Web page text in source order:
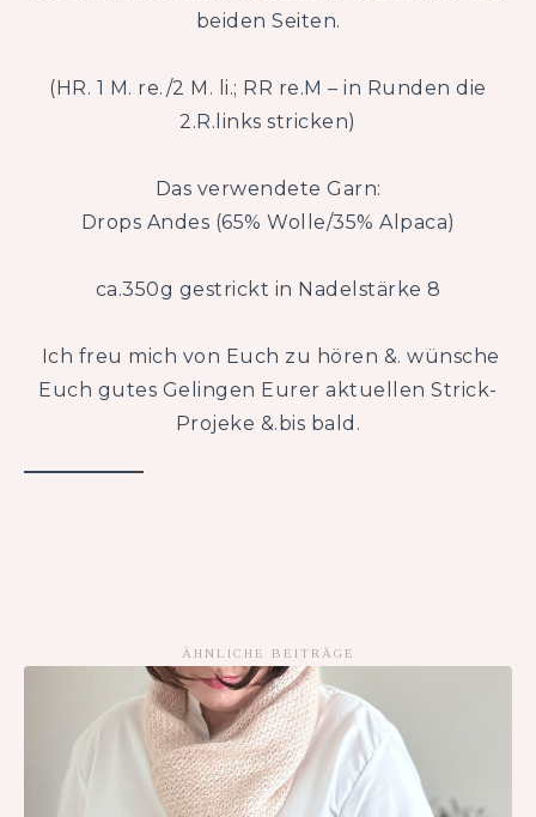
beiden Seiten.
(HR. 1 M. re./2 M. li.; RR re.M – in Runden die
2.R.links stricken)
Das verwendete Garn:
Drops Andes (65% Wolle/35% Alpaca)
ca.350g gestrickt in Nadelstärke 8
Ich freu mich von Euch zu hören &. wünsche
Euch gutes Gelingen Eurer aktuellen Strick-
Projeke &.bis bald.
ÄHNLICHE BEITRÄGE